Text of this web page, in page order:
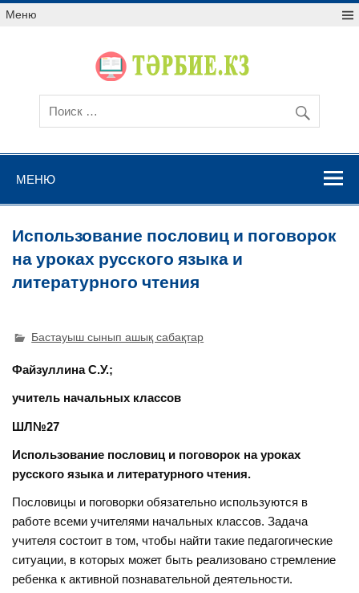
Меню
МЕНЮ
Использование пословиц и поговорок
на уроках русского языка и
литературного чтения
Бастауыш сынып ашық сабақтар
Файзуллина С.У.;
учитель начальных классов
ШЛ№27
Использование пословиц и поговорок на уроках
русского языка и литературного чтения.
Пословицы и поговорки обязательно используются в
работе всеми учителями начальных классов. Задача
учителя состоит в том, чтобы найти такие педагогические
ситуации, в которых может быть реализовано стремление
ребенка к активной познавательной деятельности.